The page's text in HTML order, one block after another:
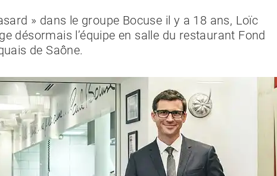
» dans le groupe Bocuse il y a 18 ans, Loïc
désormais l’équipe en salle du restaurant Fond
de Saône.